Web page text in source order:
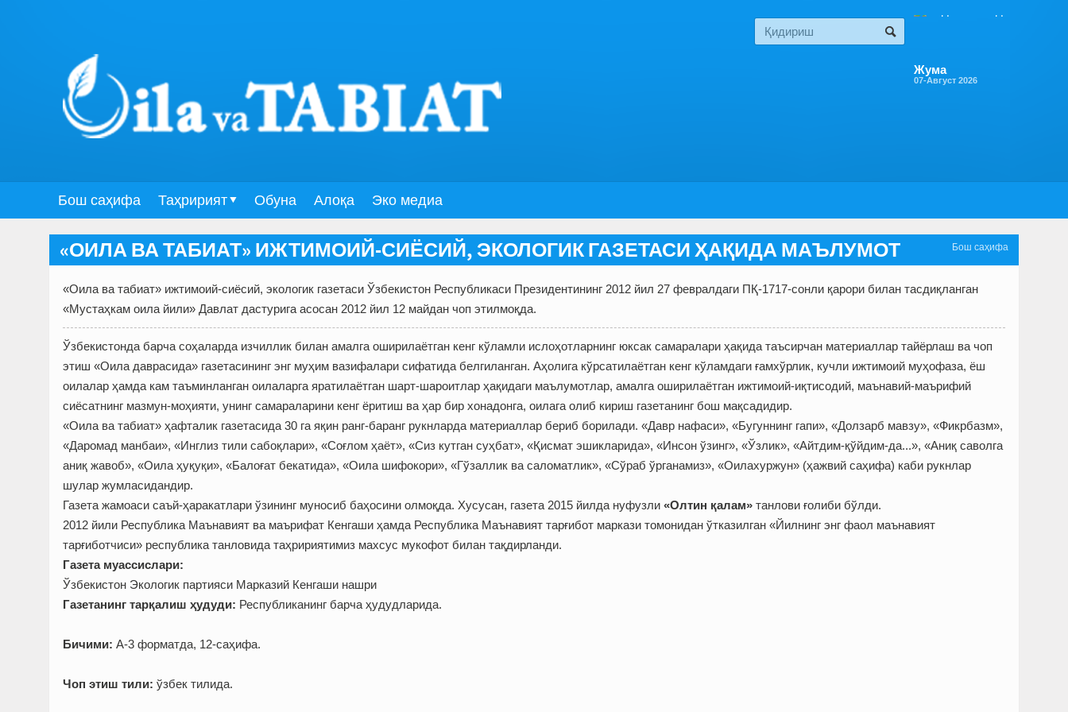
Жума
07-Август 2026
Бош саҳифа Таҳририят Обуна Алоқа Эко медиа
Бош саҳифа
«ОИЛА ВА ТАБИАТ» ИЖТИМОИЙ-СИЁСИЙ, ЭКОЛОГИК ГАЗЕТАСИ ҲАҚИДА МАЪЛУМОТ
«Оила ва табиат» ижтимоий-сиёсий, экологик газетаси Ўзбекистон Республикаси Президентининг 2012 йил 27 февралдаги ПҚ-1717-сонли қарори билан тасдиқланган
«Мустаҳкам оила йили» Давлат дастурига асосан 2012 йил 12 майдан чоп этилмоқда.
Ўзбекистонда барча соҳаларда изчиллик билан амалга оширилаётган кенг кўламли ислоҳотларнинг юксак самаралари ҳақида таъсирчан материаллар тайёрлаш ва чоп
этиш «Оила даврасида» газетасининг энг муҳим вазифалари сифатида белгиланган. Аҳолига кўрсатилаётган кенг кўламдаги ғамхўрлик, кучли ижтимоий муҳофаза, ёш
оилалар ҳамда кам таъминланган оилаларга яратилаётган шарт-шароитлар ҳақидаги маълумотлар, амалга оширилаётган ижтимоий-иқтисодий, маънавий-маърифий
сиёсатнинг мазмун-моҳияти, унинг самараларини кенг ёритиш ва ҳар бир хонадонга, оилага олиб кириш газетанинг бош мақсадидир.
«Оила ва табиат» ҳафталик газетасида 30 га яқин ранг-баранг рукнларда материаллар бериб борилади. «Давр нафаси», «Бугуннинг гапи», «Долзарб мавзу», «Фикрбазм»,
«Даромад манбаи», «Инглиз тили сабоқлари», «Соғлом ҳаёт», «Сиз кутган суҳбат», «Қисмат эшикларида», «Инсон ўзинг», «Ўзлик», «Айтдим-қўйдим-да...», «Аниқ саволга
аниқ жавоб», «Оила ҳуқуқи», «Балоғат бекатида», «Оила шифокори», «Гўзаллик ва саломатлик», «Сўраб ўрганамиз», «Оилахуржун» (ҳажвий саҳифа) каби рукнлар
шулар жумласидандир.
Газета жамоаси саъй-ҳаракатлари ўзининг муносиб баҳосини олмоқда. Хусусан, газета 2015 йилда нуфузли «Олтин қалам» танлови ғолиби бўлди.
2012 йили Республика Маънавият ва маърифат Кенгаши ҳамда Республика Маънавият тарғибот маркази томонидан ўтказилган «Йилнинг энг фаол маънавият
тарғиботчиси» республика танловида таҳририятимиз махсус мукофот билан тақдирланди.
Газета муассислари:
Ўзбекистон Экологик партияси Марказий Кенгаши нашри
Газетанинг тарқалиш ҳудуди: Республиканинг барча ҳудудларида.
Бичими: А-3 форматда, 12-саҳифа.
Чоп этиш тили: ўзбек тилида.